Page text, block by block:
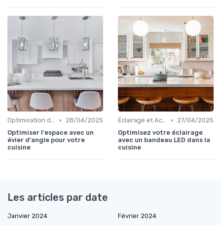
Optimisation de l'Espace •
28/04/2025
Optimiser l'espace avec un
évier d'angle pour votre
cuisine
Éclairage et Accessoires •
27/04/2025
Optimisez votre éclairage
avec un bandeau LED dans la
cuisine
Les articles par date
Janvier 2024
Février 2024